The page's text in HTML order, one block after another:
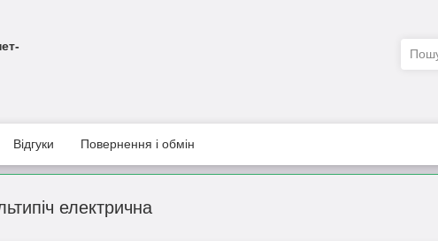
Відгуки Повернення і обмін
електрична